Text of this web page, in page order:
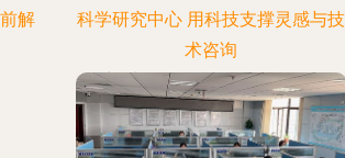
解
科学研究中心 用科技支撑灵感与技
术咨询
更新时间：2026-08-06 07:56:00